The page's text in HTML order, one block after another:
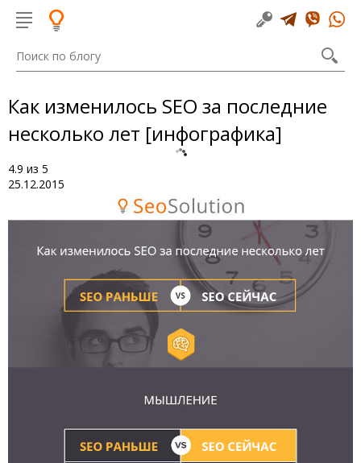
Как изменилось SEO за последние
несколько лет [инфографика]
4.9 из 5
25.12.2015